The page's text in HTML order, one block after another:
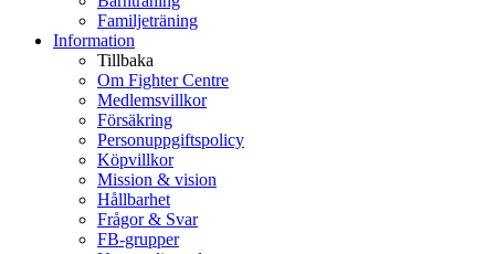
Familjeträning
Information
Tillbaka
Om Fighter Centre
Medlemsvillkor
Försäkring
Personuppgiftspolicy
Köpvillkor
Mission & vision
Hållbarhet
Frågor & Svar
FB-grupper